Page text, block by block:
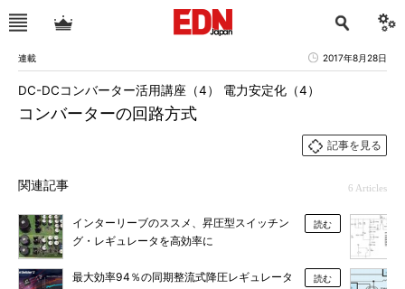
連載 2017年8月28日
コンバーターの回路方式
DC-DCコンバーター活用講座（4） 電力安定化（4）
記事を見る
関連記事 6 Articles
インターリーブのススメ、昇圧型スイッチン
グ・レギュレータを高効率に
読む
最大効率94％の同期整流式降圧レギュレータ
読む